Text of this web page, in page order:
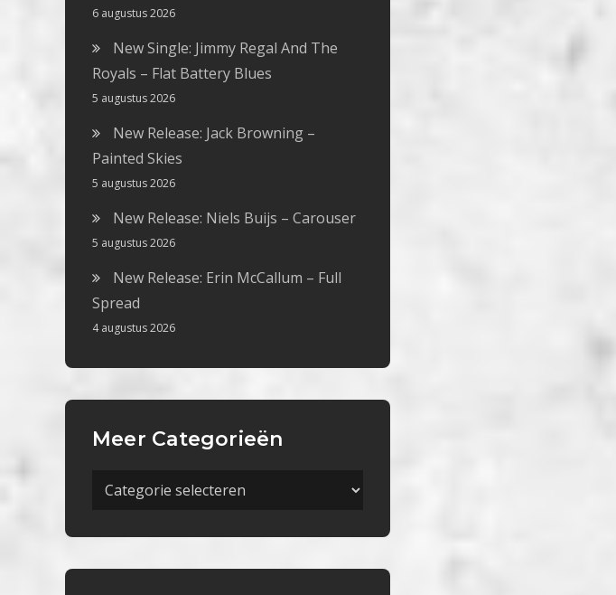
6 augustus 2026
New Single: Jimmy Regal And The
Royals – Flat Battery Blues
5 augustus 2026
New Release: Jack Browning –
Painted Skies
5 augustus 2026
New Release: Niels Buijs – Carouser
5 augustus 2026
New Release: Erin McCallum – Full
Spread
4 augustus 2026
Meer Categorieën
Meer